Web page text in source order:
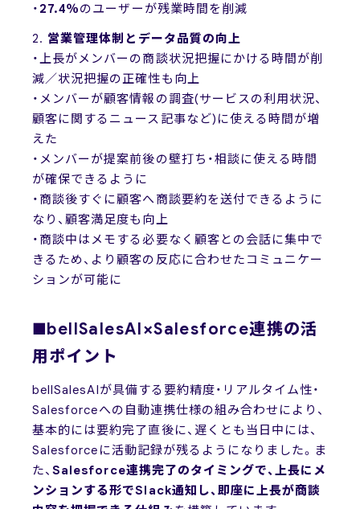
・ 27.4％のユーザーが残業時間を削減
2. 営業管理体制とデータ品質の向上
・上長がメンバーの商談状況把握にかける時間が削
減／状況把握の正確性も向上
・メンバーが顧客情報の調査(サービスの利用状況、
顧客に関するニュース記事など)に使える時間が増
えた
・メンバーが提案前後の壁打ち・相談に使える時間
が確保できるように
・商談後すぐに顧客へ商談要約を送付できるように
なり、顧客満足度も向上
・商談中はメモする必要なく顧客との会話に集中で
きるため、より顧客の反応に合わせたコミュニケー
ションが可能に
■bellSalesAI×Salesforce連携の活
用ポイント
bellSalesAIが具備する要約精度・リアルタイム性・
Salesforceへの自動連携仕様の組み合わせにより、
基本的には要約完了直後に、遅くとも当日中には、
Salesforceに活動記録が残るようになりました。ま
た、Salesforce連携完了のタイミングで、上長にメ
ンションする形でSlack通知し、即座に上長が商談